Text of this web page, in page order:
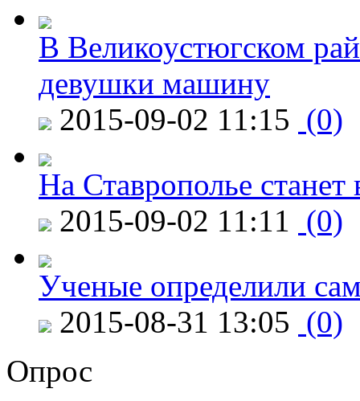
В Великоустюгском
девушки машину
2015-09-02 11:15 (0)
На Ставрополье
2015-09-02 11:11 (0)
Ученые определили
2015-08-31 13:05 (0)
Опрос